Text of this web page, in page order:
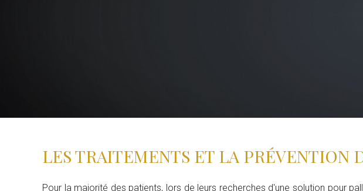
LES TRAITEMENTS ET LA PRÉVENTION
Pour la majorité des patients, lors de leurs recherches d'une solution pour